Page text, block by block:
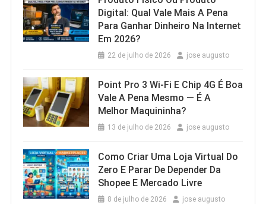
Digital: Qual Vale Mais A Pena
Para Ganhar Dinheiro Na Internet
Em 2026?
22 de julho de 2026 jose augusto
Point Pro 3 Wi‑Fi E Chip 4G É Boa
Vale A Pena Mesmo — É A
Melhor Maquininha?
13 de julho de 2026 jose augusto
Como Criar Uma Loja Virtual Do
Zero E Parar De Depender Da
Shopee E Mercado Livre
8 de julho de 2026 jose augusto